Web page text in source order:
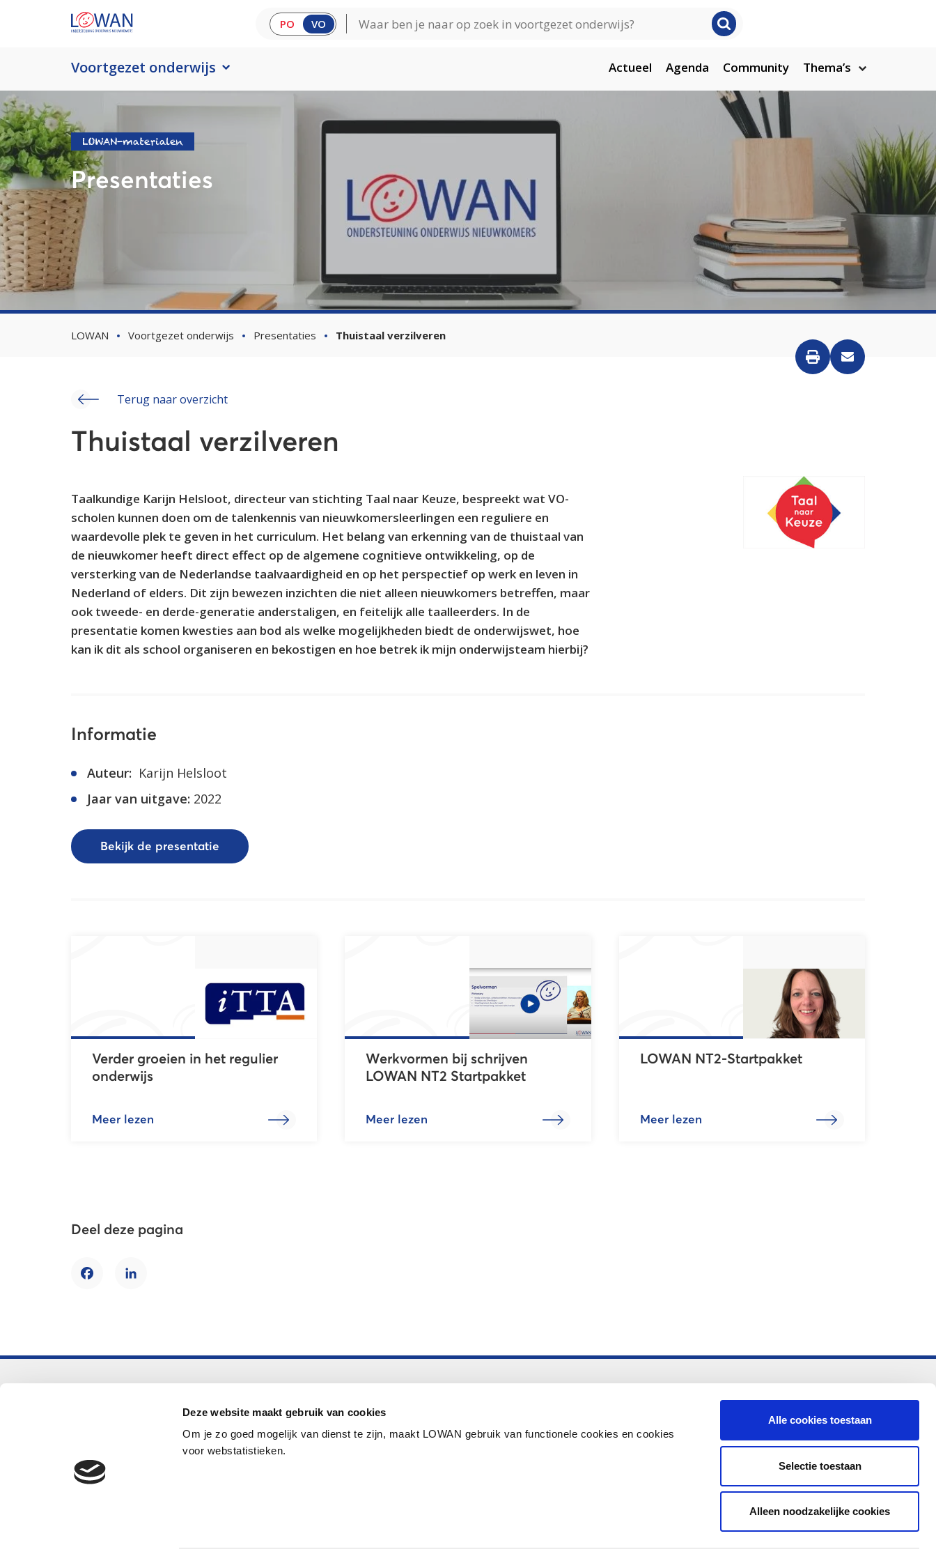
Deze website maakt gebruik van cookies
Om je zo goed mogelijk van dienst te zijn, maakt LOWAN gebruik van functionele cookies en cookies
voor webstatistieken.
Alle cookies toestaan
Selectie toestaan
Alleen noodzakelijke cookies
PO VO
Voortgezet onderwijs Actueel Agenda Community Thema’s
LOWAN-materialen
Presentaties
LOWAN Voortgezet onderwijs Presentaties Thuistaal verzilveren
Terug naar overzicht
Thuistaal verzilveren
Taalkundige Karijn Helsloot, directeur van stichting Taal naar Keuze, bespreekt wat VO-
scholen kunnen doen om de talenkennis van nieuwkomersleerlingen een reguliere en
waardevolle plek te geven in het curriculum. Het belang van erkenning van de thuistaal van
de nieuwkomer heeft direct effect op de algemene cognitieve ontwikkeling, op de
versterking van de Nederlandse taalvaardigheid en op het perspectief op werk en leven in
Nederland of elders. Dit zijn bewezen inzichten die niet alleen nieuwkomers betreffen, maar
ook tweede- en derde-generatie anderstaligen, en feitelijk alle taalleerders. In de
presentatie komen kwesties aan bod als welke mogelijkheden biedt de onderwijswet, hoe
kan ik dit als school organiseren en bekostigen en hoe betrek ik mijn onderwijsteam hierbij?
Informatie
Auteur: Karijn Helsloot
Jaar van uitgave: 2022
Bekijk de presentatie
Verder groeien in het regulier
onderwijs
Meer lezen
Werkvormen bij schrijven
LOWAN NT2 Startpakket
Meer lezen
LOWAN NT2-Startpakket
Meer lezen
Deel deze pagina
FacebookLinkedIn